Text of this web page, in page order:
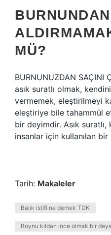
MÜ?
BURNUNUZDAN SAÇINI
asık suratlı olmak,
vermemek, eleştirilmeyi
eleştiriye bile tahammül
bir deyimdir. Asık suratlı,
insanlar için kullanılan
Tarih: Makaleler
Balık istifi ne demek TDK
Boynu kıldan ince olmak bir